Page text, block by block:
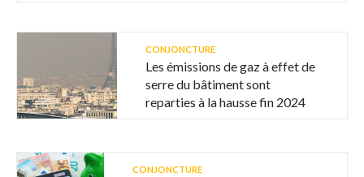
CONJONCTURE
Les émissions de gaz à effet de
serre du bâtiment sont
reparties à la hausse fin 2024
CONJONCTURE